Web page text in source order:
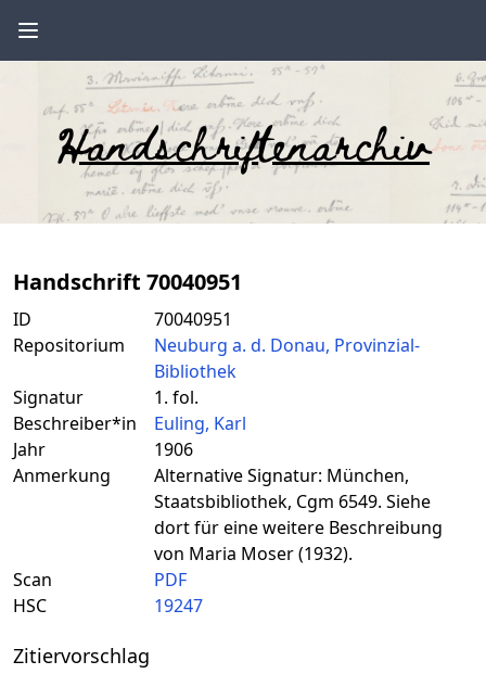
Handschriftenarchiv
Handschrift 70040951
ID
70040951
Repositorium
Neuburg a. d. Donau, Provinzial-
Bibliothek
Signatur
1. fol.
Beschreiber*in
Euling, Karl
Jahr
1906
Anmerkung
Alternative Signatur: München,
Staatsbibliothek, Cgm 6549. Siehe
dort für eine weitere Beschreibung
von Maria Moser (1932).
Scan
PDF
HSC
19247
Zitiervorschlag